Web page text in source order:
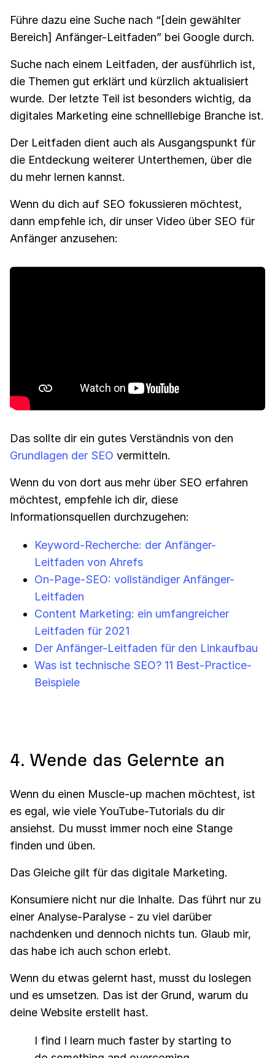
Führe dazu eine Suche nach “[dein gewählter
Bereich] Anfänger-Leitfaden” bei Google durch.
Suche nach einem Leitfaden, der ausführlich ist,
die Themen gut erklärt und kürzlich aktualisiert
wurde. Der letzte Teil ist besonders wichtig, da
digitales Marketing eine schnelllebige Branche ist.
Der Leitfaden dient auch als Ausgangspunkt für
die Entdeckung weiterer Unterthemen, über die
du mehr lernen kannst.
Wenn du dich auf SEO fokussieren möchtest,
dann empfehle ich, dir unser Video über SEO für
Anfänger anzusehen:
Das sollte dir ein gutes Verständnis von den
Grundlagen der SEO vermitteln.
Wenn du von dort aus mehr über SEO erfahren
möchtest, empfehle ich dir, diese
Informationsquellen durchzugehen:
Keyword-Recherche: der Anfänger-
Leitfaden von Ahrefs
On-Page-SEO: vollständiger Anfänger-
Leitfaden
Content Marketing: ein umfangreicher
Leitfaden für 2021
Der Anfänger-Leitfaden für den Linkaufbau
Was ist technische SEO? 11 Best-Practice-
Beispiele
4. Wende das Gelernte an
Wenn du einen Muscle-up machen möchtest, ist
es egal, wie viele YouTube-Tutorials du dir
ansiehst. Du musst immer noch eine Stange
finden und üben.
Das Gleiche gilt für das digitale Marketing.
Konsumiere nicht nur die Inhalte. Das führt nur zu
einer Analyse-Paralyse - zu viel darüber
nachdenken und dennoch nichts tun. Glaub mir,
das habe ich auch schon erlebt.
Wenn du etwas gelernt hast, musst du loslegen
und es umsetzen. Das ist der Grund, warum du
deine Website erstellt hast.
I find I learn much faster by starting to